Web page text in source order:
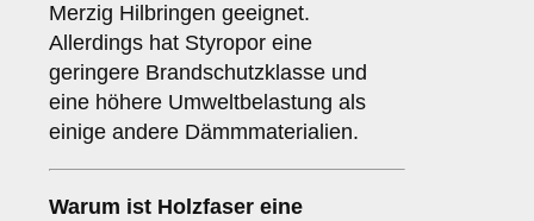
Merzig Hilbringen geeignet.
Allerdings hat Styropor eine
geringere Brandschutzklasse und
eine höhere Umweltbelastung als
einige andere Dämmmaterialien.
Warum ist Holzfaser eine